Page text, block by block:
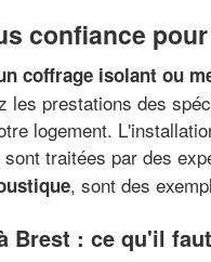
confiance
coffrage isolant ou
les prestations des
logement.
traitées par des
, sont des
Brest : ce qu'il